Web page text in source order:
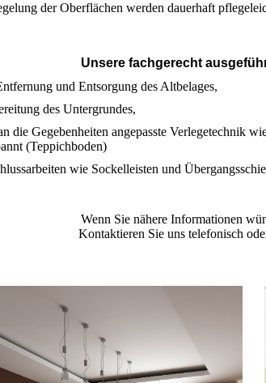
der Oberflächen werden dauerhaft
Unsere fachgerecht
und Entsorgung des Altbelages,
des Untergrundes,
die Gegebenheiten angepasste Verlegetechnik
(Teppichboden)
wie Sockelleisten und
Wenn Sie nähere Informationen
Kontaktieren Sie uns telefonisch